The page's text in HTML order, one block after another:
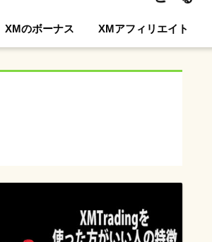
XMのボーナス XMアフィリエイト